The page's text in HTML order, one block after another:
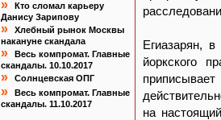
»
Кто сломал карьеру
Данису Зарипову
»
Хлебный рынок Москвы
накануне скандала
»
Весь компромат. Главные
скандалы. 10.10.2017
» Солнцевская ОПГ
»
Весь компромат. Главные
скандалы. 11.10.2017
Егиазарян,
йоркского
приписывает
на